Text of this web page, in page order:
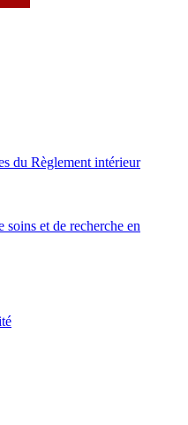
du Règlement intérieur
soins et de recherche en